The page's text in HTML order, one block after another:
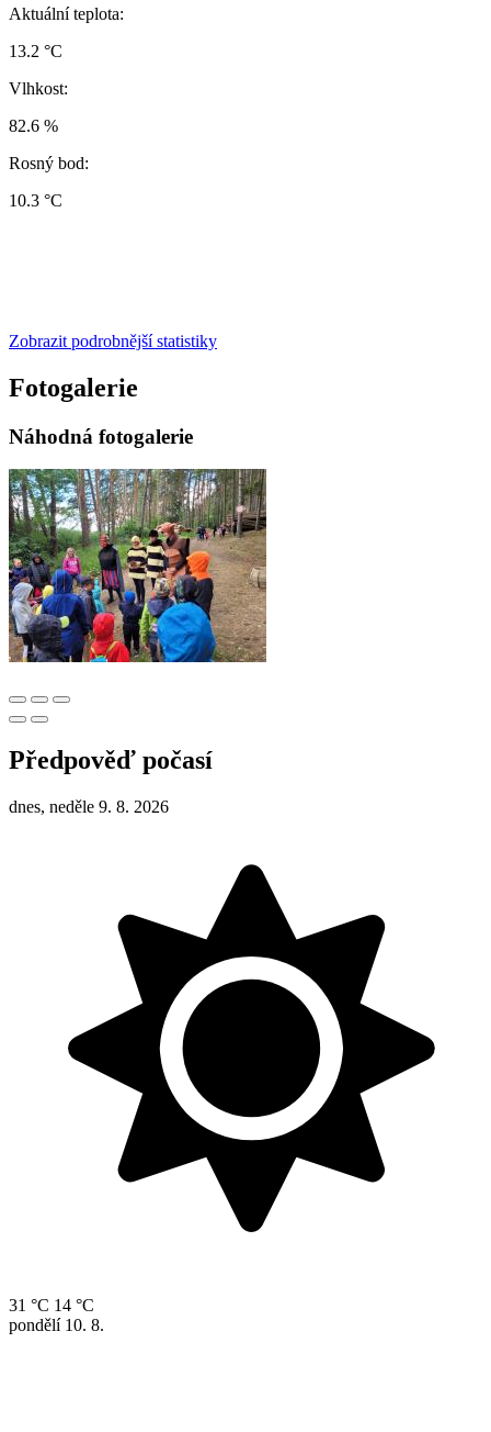
Aktuální teplota:
13.2 °C
Vlhkost:
82.6 %
Rosný bod:
10.3 °C
Zobrazit podrobnější statistiky
Fotogalerie
Náhodná fotogalerie
Předpověď počasí
dnes, neděle 9. 8. 2026
31 °C 14 °C
pondělí 10. 8.